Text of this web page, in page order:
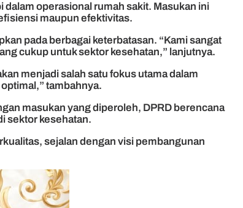
operasional rumah sakit. Masukan ini
maupun efektivitas.
pada berbagai keterbatasan. “Kami sangat
cukup untuk sektor kesehatan,” lanjutnya.
menjadi salah satu fokus utama dalam
tambahnya.
masukan yang diperoleh, DPRD berencana
sektor kesehatan.
sejalan dengan visi pembangunan